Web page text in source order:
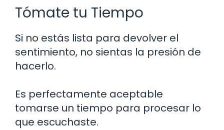
Tómate tu Tiempo
Si no estás lista para devolver el
sentimiento, no sientas la presión de
hacerlo.
Es perfectamente aceptable
tomarse un tiempo para procesar lo
que escuchaste.